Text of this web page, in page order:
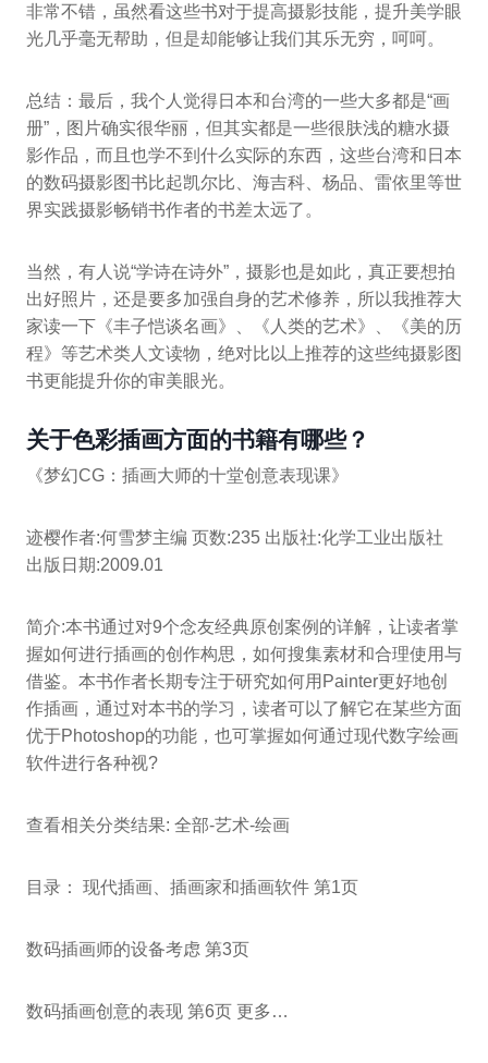
非常不错，虽然看这些书对于提高摄影技能，提升美学眼
光几乎毫无帮助，但是却能够让我们其乐无穷，呵呵。
总结：最后，我个人觉得日本和台湾的一些大多都是“画
册”，图片确实很华丽，但其实都是一些很肤浅的糖水摄
影作品，而且也学不到什么实际的东西，这些台湾和日本
的数码摄影图书比起凯尔比、海吉科、杨品、雷依里等世
界实践摄影畅销书作者的书差太远了。
当然，有人说“学诗在诗外”，摄影也是如此，真正要想拍
出好照片，还是要多加强自身的艺术修养，所以我推荐大
家读一下《丰子恺谈名画》、《人类的艺术》、《美的历
程》等艺术类人文读物，绝对比以上推荐的这些纯摄影图
书更能提升你的审美眼光。
关于色彩插画方面的书籍有哪些？
《梦幻CG：插画大师的十堂创意表现课》
迹樱作者:何雪梦主编 页数:235 出版社:化学工业出版社
出版日期:2009.01
简介:本书通过对9个念友经典原创案例的详解，让读者掌
握如何进行插画的创作构思，如何搜集素材和合理使用与
借鉴。本书作者长期专注于研究如何用Painter更好地创
作插画，通过对本书的学习，读者可以了解它在某些方面
优于Photoshop的功能，也可掌握如何通过现代数字绘画
软件进行各种视?
查看相关分类结果: 全部-艺术-绘画
目录： 现代插画、插画家和插画软件 第1页
数码插画师的设备考虑 第3页
数码插画创意的表现 第6页 更多…